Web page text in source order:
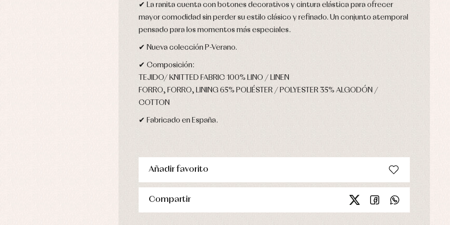
✔ La ranita cuenta con botones decorativos y cintura elástica para ofrecer
mayor comodidad sin perder su estilo clásico y refinado. Un conjunto atemporal
pensado para los momentos más especiales.
✔ Nueva colección P-Verano.
✔ Composición:
TEJIDO/ KNITTED FABRIC 100% LINO / LINEN
FORRO, FORRO, LINING 65% POLIÉSTER / POLYESTER 35% ALGODÓN /
COTTON
✔ Fabricado en España.
Añadir favorito
Compartir